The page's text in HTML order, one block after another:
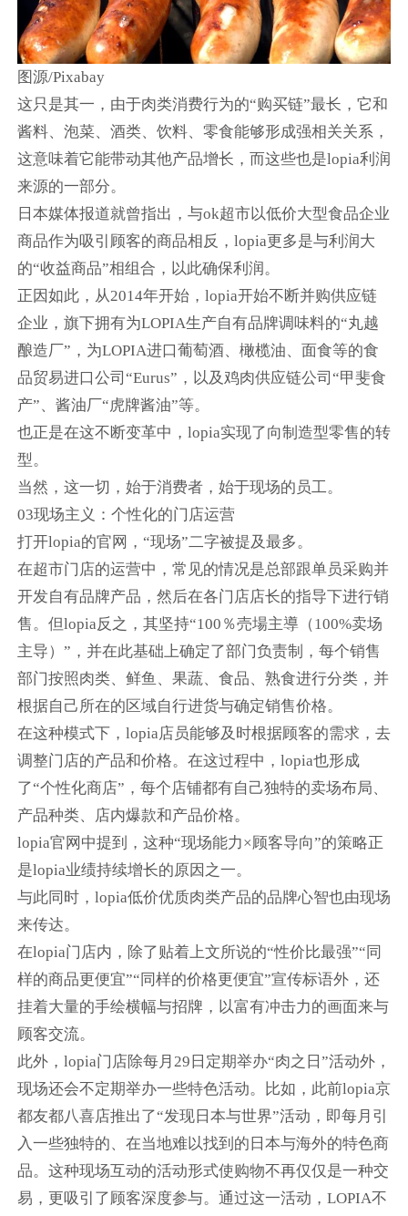
图源/Pixabay
这只是其一，由于肉类消费行为的“购买链”最长，它和
酱料、泡菜、酒类、饮料、零食能够形成强相关关系，
这意味着它能带动其他产品增长，而这些也是lopia利润
来源的一部分。
日本媒体报道就曾指出，与ok超市以低价大型食品企业
商品作为吸引顾客的商品相反，lopia更多是与利润大
的“收益商品”相组合，以此确保利润。
正因如此，从2014年开始，lopia开始不断并购供应链
企业，旗下拥有为LOPIA生产自有品牌调味料的“丸越
酿造厂”，为LOPIA进口葡萄酒、橄榄油、面食等的食
品贸易进口公司“Eurus”，以及鸡肉供应链公司“甲斐食
产”、酱油厂“虎牌酱油”等。
也正是在这不断变革中，lopia实现了向制造型零售的转
型。
当然，这一切，始于消费者，始于现场的员工。
03现场主义：个性化的门店运营
打开lopia的官网，“现场”二字被提及最多。
在超市门店的运营中，常见的情况是总部跟单员采购并
开发自有品牌产品，然后在各门店店长的指导下进行销
售。但lopia反之，其坚持“100％売場主導（100%卖场
主导）”，并在此基础上确定了部门负责制，每个销售
部门按照肉类、鲜鱼、果蔬、食品、熟食进行分类，并
根据自己所在的区域自行进货与确定销售价格。
在这种模式下，lopia店员能够及时根据顾客的需求，去
调整门店的产品和价格。在这过程中，lopia也形成
了“个性化商店”，每个店铺都有自己独特的卖场布局、
产品种类、店内爆款和产品价格。
lopia官网中提到，这种“现场能力×顾客导向”的策略正
是lopia业绩持续增长的原因之一。
与此同时，lopia低价优质肉类产品的品牌心智也由现场
来传达。
在lopia门店内，除了贴着上文所说的“性价比最强”“同
样的商品更便宜”“同样的价格更便宜”宣传标语外，还
挂着大量的手绘横幅与招牌，以富有冲击力的画面来与
顾客交流。
此外，lopia门店除每月29日定期举办“肉之日”活动外，
现场还会不定期举办一些特色活动。比如，此前lopia京
都友都八喜店推出了“发现日本与世界”活动，即每月引
入一些独特的、在当地难以找到的日本与海外的特色商
品。这种现场互动的活动形式使购物不再仅仅是一种交
易，更吸引了顾客深度参与。通过这一活动，LOPIA不